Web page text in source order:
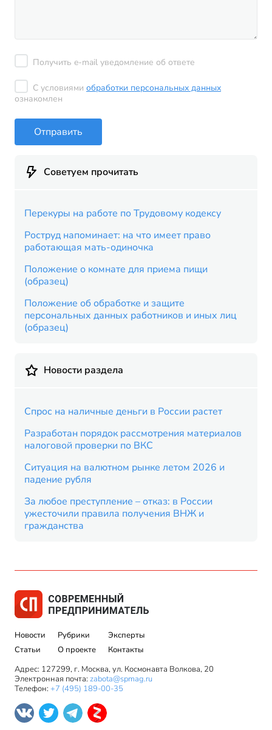
Получить e-mail уведомление об ответе
С условиями обработки персональных данных
ознакомлен
Отправить
Советуем прочитать
Перекуры на работе по Трудовому кодексу
Роструд напоминает: на что имеет право
работающая мать-одиночка
Положение о комнате для приема пищи
(образец)
Положение об обработке и защите
персональных данных работников и иных лиц
(образец)
Новости раздела
Спрос на наличные деньги в России растет
Разработан порядок рассмотрения материалов
налоговой проверки по ВКС
Ситуация на валютном рынке летом 2026 и
падение рубля
За любое преступление – отказ: в России
ужесточили правила получения ВНЖ и
гражданства
Новости
Статьи
Рубрики
О проекте
Эксперты
Контакты
Адрес: 127299, г. Москва, ул. Космонавта Волкова, 20
Электронная почта: zabota@spmag.ru
Телефон: +7 (495) 189-00-35